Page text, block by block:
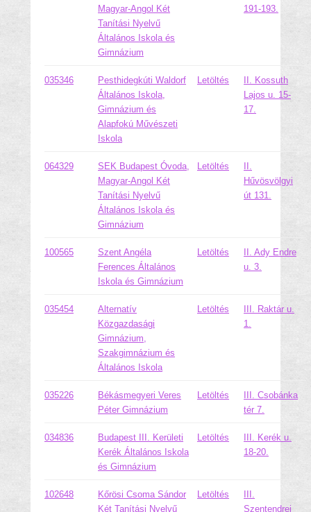
Magyar-Angol Két
Tanítási Nyelvű
Általános Iskola és
Gimnázium
191-193.
035346
Pesthidegkúti Waldorf
Általános Iskola,
Gimnázium és
Alapfokú Művészeti
Iskola
Letöltés
II. Kossuth
Lajos u. 15-
17.
064329
SEK Budapest Óvoda,
Magyar-Angol Két
Tanítási Nyelvű
Általános Iskola és
Gimnázium
Letöltés
II.
Hűvösvölgyi
út 131.
100565
Szent Angéla
Ferences Általános
Iskola és Gimnázium
Letöltés
II. Ady Endre
u. 3.
035454
Alternatív
Közgazdasági
Gimnázium,
Szakgimnázium és
Általános Iskola
Letöltés
III. Raktár u.
1.
035226
Békásmegyeri Veres
Péter Gimnázium
Letöltés
III. Csobánka
tér 7.
034836
Budapest III. Kerületi
Kerék Általános Iskola
és Gimnázium
Letöltés
III. Kerék u.
18-20.
102648
Kőrösi Csoma Sándor
Két Tanítási Nyelvű
Letöltés
III.
Szentendrei